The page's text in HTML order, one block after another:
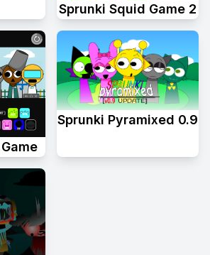
Sprunki Squid Game 2
Sprunki Pyramixed 0.9